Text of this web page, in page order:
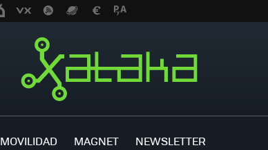
MOVILIDAD MAGNET NEWSLETTER